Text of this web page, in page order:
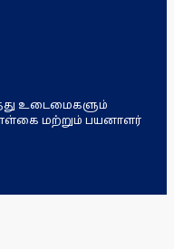
உடைமைகளும்
மற்றும் பயனாளர்